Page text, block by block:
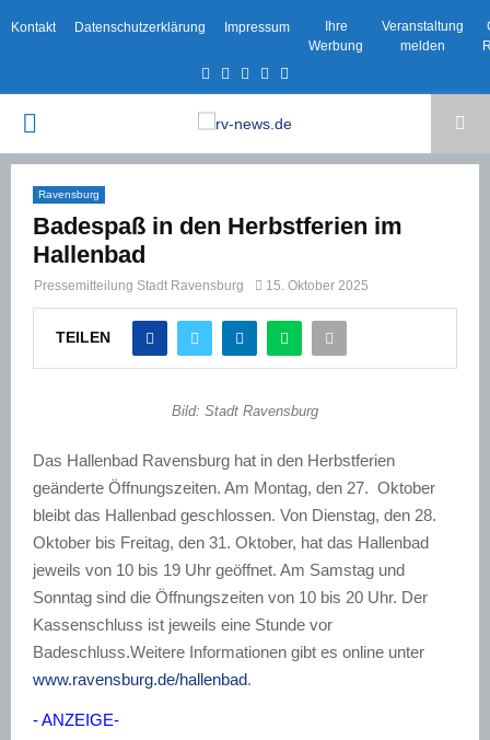
Kontakt Datenschutzerklärung Impressum
Ihre
Werbung
Veranstaltung
melden
Facebook
TwitterInstagram
Email
PRIMARY
MENU
Ravensburg
Badespaß in den Herbstferien im
Hallenbad
Pressemitteilung Stadt Ravensburg 15. Oktober 2025
TEILEN
Bild: Stadt Ravensburg
Das Hallenbad Ravensburg hat in den Herbstferien
geänderte Öffnungszeiten. Am Montag, den 27. Oktober
bleibt das Hallenbad geschlossen. Von Dienstag, den 28.
Oktober bis Freitag, den 31. Oktober, hat das Hallenbad
jeweils von 10 bis 19 Uhr geöffnet. Am Samstag und
Sonntag sind die Öffnungszeiten von 10 bis 20 Uhr. Der
Kassenschluss ist jeweils eine Stunde vor
Badeschluss.Weitere Informationen gibt es online unter
www.ravensburg.de/hallenbad.
- ANZEIGE-